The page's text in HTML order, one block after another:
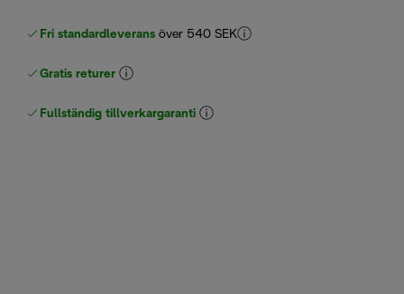
Fri standardleverans över 540 SEK
Gratis returer
Fullständig tillverkargaranti